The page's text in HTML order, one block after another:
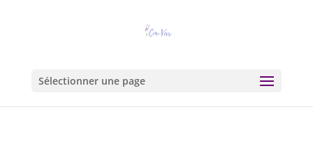
Sélectionner une page